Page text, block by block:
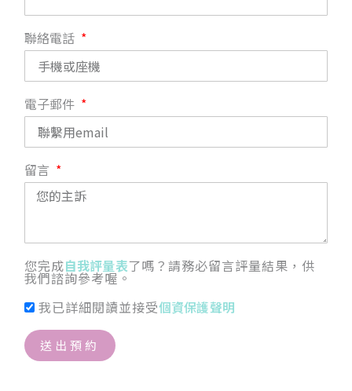
聯絡電話
電子郵件
留言
您完成自我評量表了嗎？請務必留言評量結果，供
我們諮詢參考喔。
我已詳細閱讀並接受個資保護聲明
送出預約